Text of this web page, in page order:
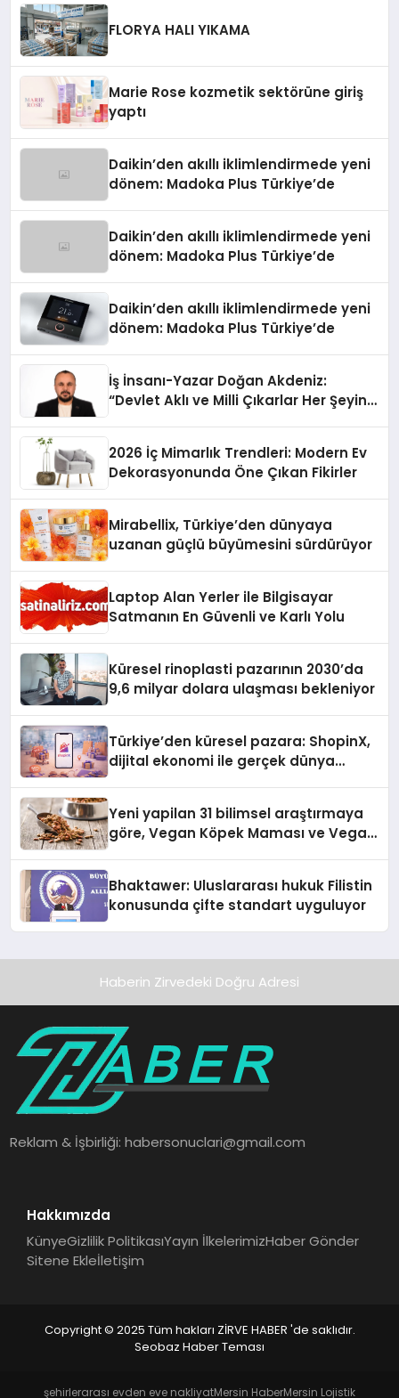
FLORYA HALI YIKAMA
Marie Rose kozmetik sektörüne giriş
yaptı
Daikin’den akıllı iklimlendirmede yeni
dönem: Madoka Plus Türkiye’de
Daikin’den akıllı iklimlendirmede yeni
dönem: Madoka Plus Türkiye’de
Daikin’den akıllı iklimlendirmede yeni
dönem: Madoka Plus Türkiye’de
İş İnsanı-Yazar Doğan Akdeniz:
“Devlet Aklı ve Milli Çıkarlar Her Şeyin
2026 İç Mimarlık Trendleri: Modern Ev
Dekorasyonunda Öne Çıkan Fikirler
Mirabellix, Türkiye’den dünyaya
uzanan güçlü büyümesini sürdürüyor
Laptop Alan Yerler ile Bilgisayar
Satmanın En Güvenli ve Karlı Yolu
Küresel rinoplasti pazarının 2030’da
9,6 milyar dolara ulaşması bekleniyor
Türkiye’den küresel pazara: ShopinX,
dijital ekonomi ile gerçek dünya
Yeni yapilan 31 bilimsel araştırmaya
göre, Vegan Köpek Maması ve Vegan
Bhaktawer: Uluslararası hukuk Filistin
konusunda çifte standart uyguluyor
Haberin Zirvedeki Doğru Adresi
Reklam & İşbirliği:habersonuclari@gmail.com
Hakkımızda
KünyeGizlilik PolitikasıYayın İlkelerimizHaber Gönder
Sitene Ekleİletişim
Copyright © 2025 Tüm hakları ZİRVE HABER 'de saklıdır.
Seobaz Haber Teması
şehirlerarası evden eve nakliyatMersin HaberMersin Lojistik